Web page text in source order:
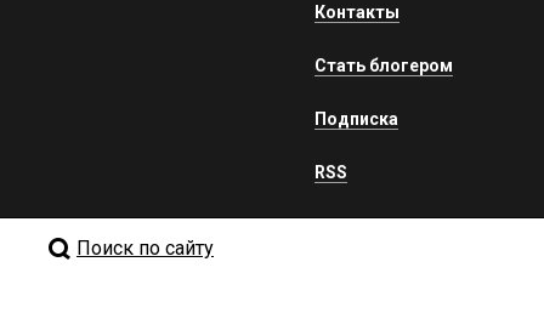
Контакты
Стать блогером
Подписка
RSS
Поиск по сайту